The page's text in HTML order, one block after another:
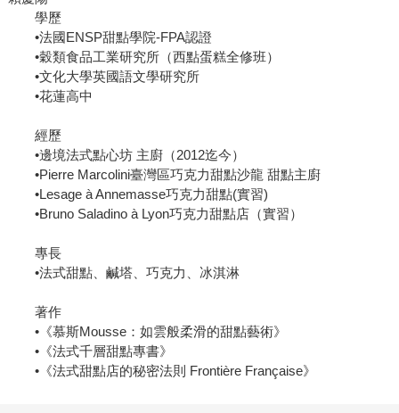
學歷
•法國ENSP甜點學院-FPA認證
•穀類食品工業研究所（西點蛋糕全修班）
•文化大學英國語文學研究所
•花蓮高中
經歷
•邊境法式點心坊 主廚（2012迄今）
•Pierre Marcolini臺灣區巧克力甜點沙龍 甜點主廚
•Lesage à Annemasse巧克力甜點(實習)
•Bruno Saladino à Lyon巧克力甜點店（實習）
專長
•法式甜點、鹹塔、巧克力、冰淇淋
著作
•《慕斯Mousse：如雲般柔滑的甜點藝術》
•《法式千層甜點專書》
•《法式甜點店的秘密法則 Frontière Française》